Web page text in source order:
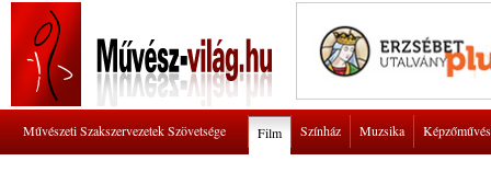
Művészeti Szakszervezetek Szövetsége Film Színház Muzsika